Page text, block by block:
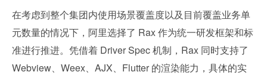
在考虑到整个集团内使用场景覆盖度以及目前覆盖业务单
元数量的情况下，阿里选择了 Rax 作为统一研发框架和标
准进行推进。凭借着 Driver Spec 机制，Rax 同时支持了
Webview、Weex、AJX、Flutter 的渲染能力，具体的实